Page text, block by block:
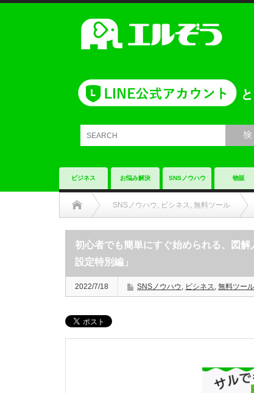
ビジネス お悩み解決 SNSノウハウ 物販
SNSノウハウ , ビシネス, 無料ツール
初心者でも簡単にすぐ始められる、図
設定特別編」
2022/7/18 SNSノウハウ, ビシネス, 無料ツール